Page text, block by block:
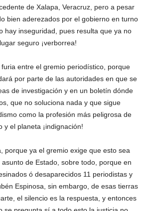
de Xalapa, Veracruz, pero a pesar
bien aderezados por el gobierno en turno
hay inseguridad, pues resulta que ya no
seguro ¡verborrea!
entre el gremio periodístico, porque
por parte de las autoridades en que se
de investigación y en un boletín dónde
que no soluciona nada y que sigue
como la profesión más peligrosa de
y el planeta ¡indignación!
porque ya el gremio exige que esto sea
de Estado, sobre todo, porque en
ó desaparecidos 11 periodistas y
Espinosa, sin embargo, de esas tierras
el silencio es la respuesta, y entonces